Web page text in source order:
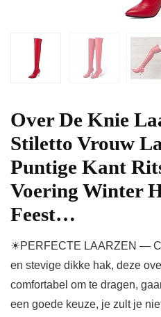
Over De Knie
Stiletto Vrouw
Puntige Kant
Voering Winter
Feest…
☀PERFECTE LAARZEN —
en stevige dikke hak, deze
comfortabel om te dragen,
een goede keuze, je zult je